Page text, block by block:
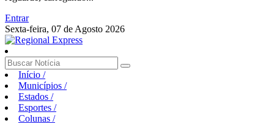
Entrar
Sexta-feira, 07 de Agosto 2026
Início /
Municípios /
Estados /
Esportes /
Colunas /